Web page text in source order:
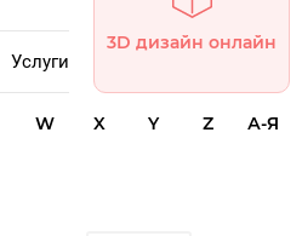
Услуги
3D дизайн онлайн
W X Y Z А-Я